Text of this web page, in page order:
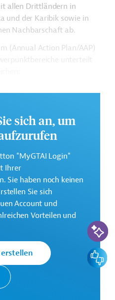
allen Drittländern in
und der Karibik sowie in
Nachbarschaft ab.
(Annual Action Plan/AAP)
des Global
Pakistan: Stärkung der
für Rechtsstaatlichkeit
in Pakistan.
das
Sie in den
Download bereitstehen.
EU-
Gateway
bitte an das Brüsseler Büro
unter projekte@gtai.de.
sich an, um
"MyGTAI Login"
Ihrer
Sie haben noch keinen
Sie sich
Account und
Vorteilen und
KI-